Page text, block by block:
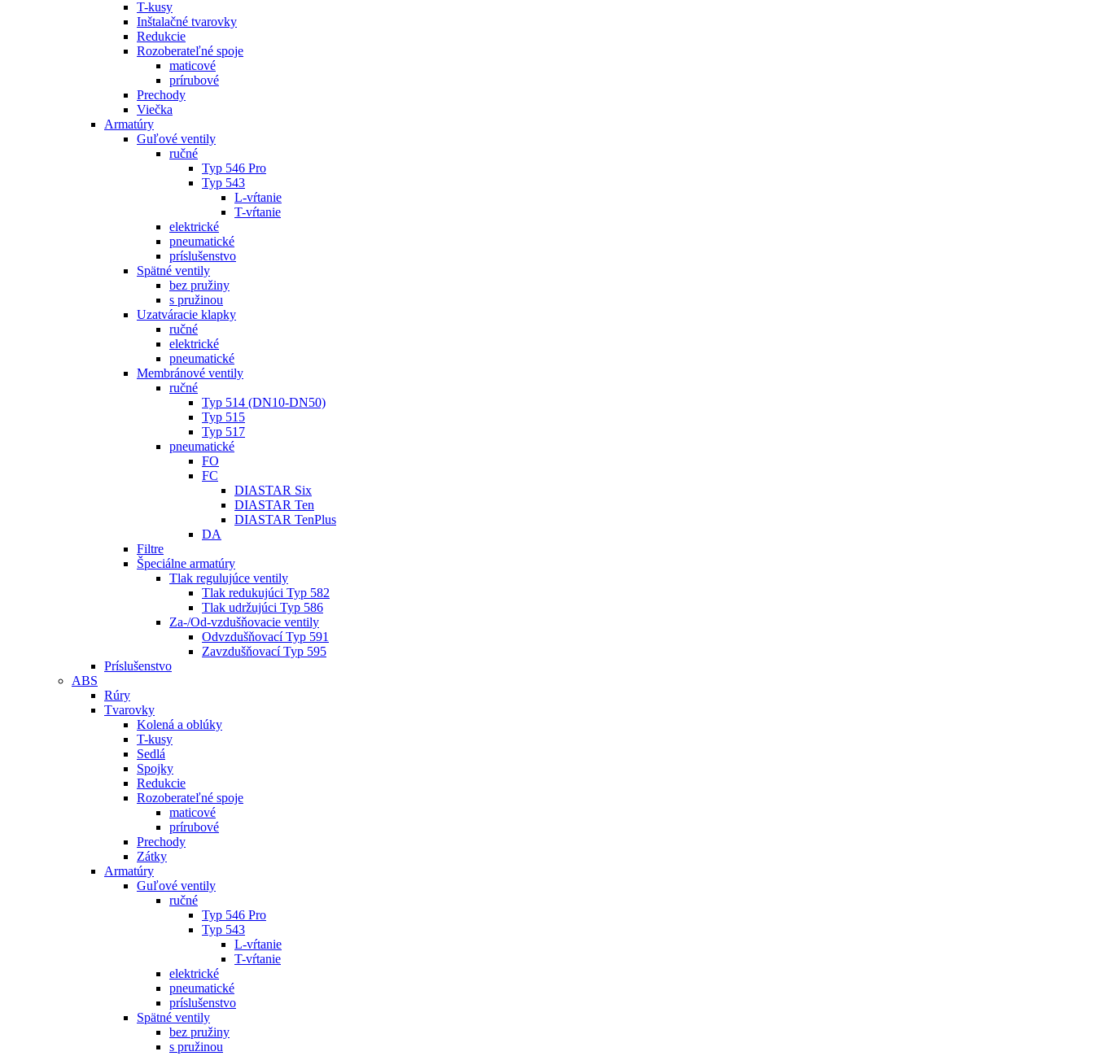
T-kusy
Inštalačné tvarovky
Redukcie
Rozoberateľné spoje
maticové
prírubové
Prechody
Viečka
Armatúry
Guľové ventily
ručné
Typ 546 Pro
Typ 543
L-vŕtanie
T-vŕtanie
elektrické
pneumatické
príslušenstvo
Spätné ventily
bez pružiny
s pružinou
Uzatváracie klapky
ručné
elektrické
pneumatické
Membránové ventily
ručné
Typ 514 (DN10-DN50)
Typ 515
Typ 517
pneumatické
FO
FC
DIASTAR Six
DIASTAR Ten
DIASTAR TenPlus
DA
Filtre
Špeciálne armatúry
Tlak regulujúce ventily
Tlak redukujúci Typ 582
Tlak udržujúci Typ 586
Za-/Od-vzdušňovacie ventily
Odvzdušňovací Typ 591
Zavzdušňovací Typ 595
Príslušenstvo
ABS
Rúry
Tvarovky
Kolená a oblúky
T-kusy
Sedlá
Spojky
Redukcie
Rozoberateľné spoje
maticové
prírubové
Prechody
Zátky
Armatúry
Guľové ventily
ručné
Typ 546 Pro
Typ 543
L-vŕtanie
T-vŕtanie
elektrické
pneumatické
príslušenstvo
Spätné ventily
bez pružiny
s pružinou